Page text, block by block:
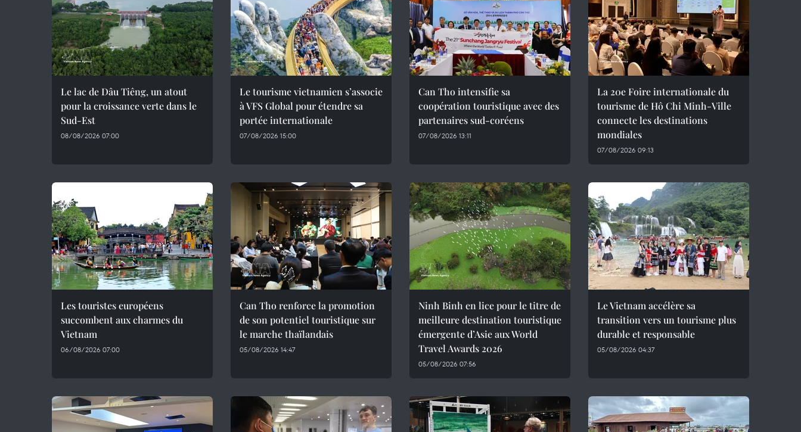
Le lac de Dâu Tiêng, un atout
pour la croissance verte dans le
Sud-Est
08/08/2026 07:00
Le tourisme vietnamien s’associe
à VFS Global pour étendre sa
portée internationale
07/08/2026 15:00
Can Tho intensifie sa
coopération touristique avec des
partenaires sud-coréens
07/08/2026 13:11
La 20e Foire internationale du
tourisme de Hô Chi Minh-Ville
connecte les destinations
mondiales
07/08/2026 09:13
Les touristes européens
succombent aux charmes du
Vietnam
06/08/2026 07:00
Can Tho renforce la promotion
de son potentiel touristique sur
le marche thaïlandais
05/08/2026 14:47
Ninh Binh en lice pour le titre de
meilleure destination touristique
émergente d’Asie aux World
Travel Awards 2026
05/08/2026 07:56
Le Vietnam accélère sa
transition vers un tourisme plus
durable et responsable
05/08/2026 04:37